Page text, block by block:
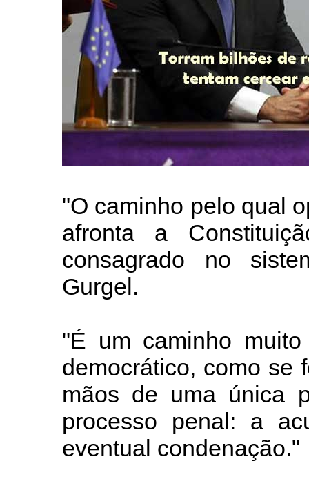
"O caminho pelo qual
afronta a
consagrado no
Gurgel.
"É um caminho
democrático, como se
mãos de uma única
processo penal: a
eventual condenação."